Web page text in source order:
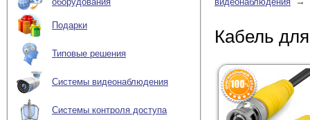
Подарки
Типовые решения
Системы видеонаблюдения
Системы контроля доступа
Кабель